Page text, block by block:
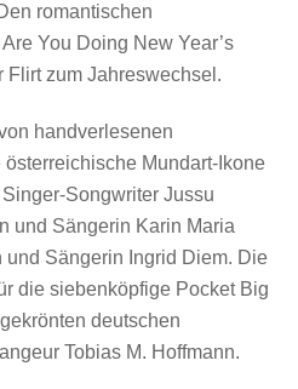
romantischen
You Doing New Year’s
Flirt zum Jahreswechsel.
handverlesenen
Mundart-Ikone
Songwriter Jussu
und Sängerin Karin Maria
und Sängerin Ingrid Diem. Die
die siebenköpfige Pocket Big
deutschen
Tobias M. Hoffmann.